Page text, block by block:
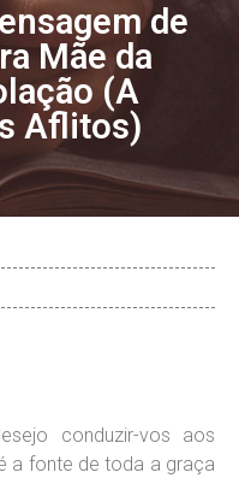
de
Mãe da
(A
Aflitos)
conduzir-vos aos
a fonte de toda a graça